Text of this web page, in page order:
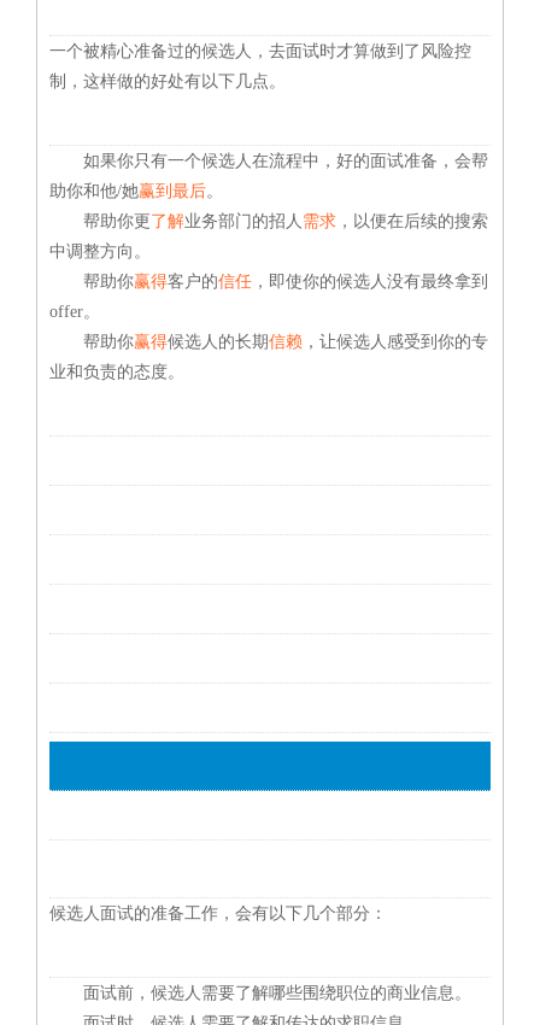
一个被精心准备过的候选人，去面试时才算做到了风险控
制，这样做的好处有以下几点。
如果你只有一个候选人在流程中，好的面试准备，会帮
助你和他/她赢到最后。
帮助你更了解业务部门的招人 需求 ，以便在后续的搜索
中调整方向。
帮助你赢得客户的信任 ，即使你的候选人没有最终拿到
offer。
帮助你赢得候选人的长期信赖 ，让候选人感受到你的专
业和负责的态度。
候选人面试的准备工作，会有以下几个部分：
面试前，候选人需要了解哪些围绕职位的商业信息。